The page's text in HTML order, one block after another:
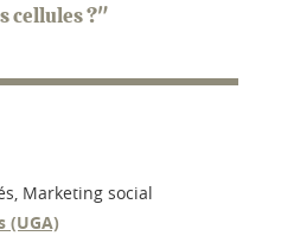
cellules ?"
Marketing social
(UGA)